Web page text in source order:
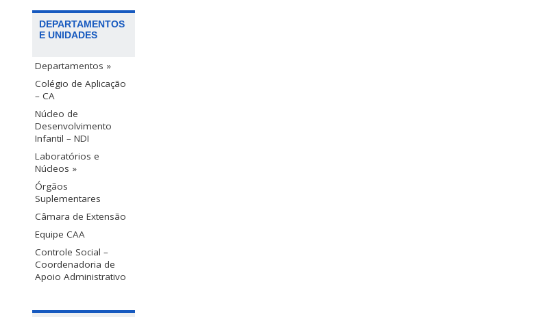
DEPARTAMENTOS
E UNIDADES
Departamentos »
Colégio de Aplicação
– CA
Núcleo de
Desenvolvimento
Infantil – NDI
Laboratórios e
Núcleos »
Órgãos
Suplementares
Câmara de Extensão
Equipe CAA
Controle Social –
Coordenadoria de
Apoio Administrativo